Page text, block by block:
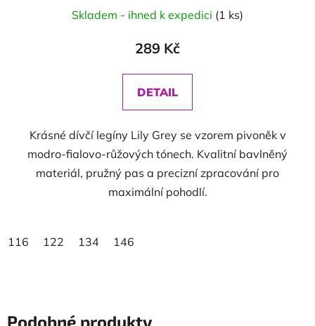
Skladem - ihned k expedici (1 ks)
289 Kč
DETAIL
Krásné dívčí legíny Lily Grey se vzorem pivoněk v
modro-fialovo-růžových tónech. Kvalitní bavlněný
materiál, pružný pas a precizní zpracování pro
maximální pohodlí.
116 122 134 146
Podobné produkty